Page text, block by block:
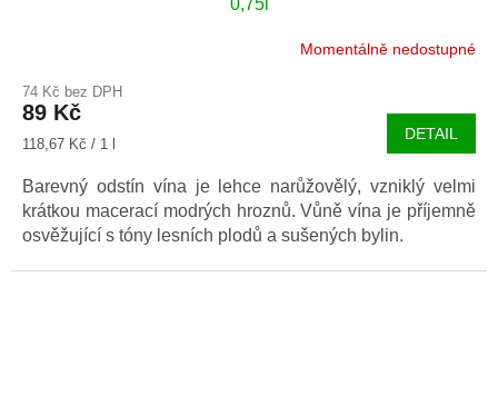
Momentálně nedostupné
74 Kč bez DPH
89 Kč
Měrná
118,67 Kč / 1 l
DETAIL
Barevný odstín vína je lehce narůžovělý, vzniklý velmi
krátkou macerací modrých hroznů. Vůně vína je příjemně
osvěžující s tóny lesních plodů a sušených bylin.